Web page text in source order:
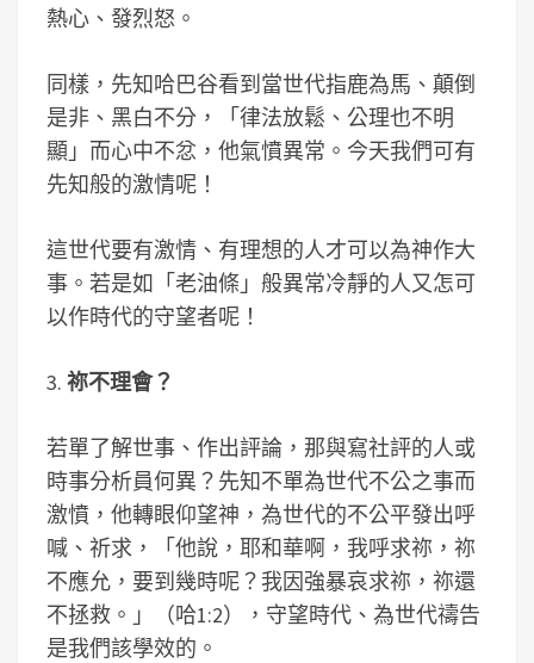
熱心、發烈怒。
同樣，先知哈巴谷看到當世代指鹿為馬、顛倒
是非、黑白不分，「律法放鬆、公理也不明
顯」而心中不忿，他氣憤異常。今天我們可有
先知般的激情呢！
這世代要有激情、有理想的人才可以為神作大
事。若是如「老油條」般異常冷靜的人又怎可
以作時代的守望者呢！
3. 祢不理會？
若單了解世事、作出評論，那與寫社評的人或
時事分析員何異？先知不單為世代不公之事而
激憤，他轉眼仰望神，為世代的不公平發出呼
喊、祈求，「他說，耶和華啊，我呼求祢，祢
不應允，要到幾時呢？我因強暴哀求祢，祢還
不拯救。」（哈1:2），守望時代、為世代禱告
是我們該學效的。